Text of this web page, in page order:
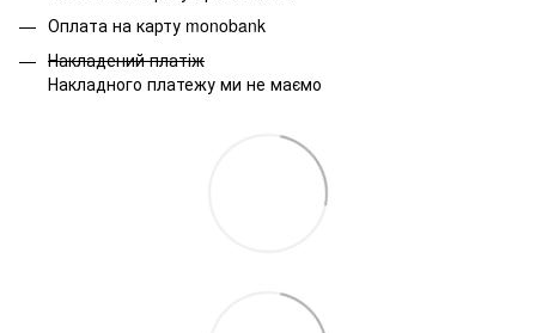
Оплата на карту monobank
Накладений платіж
Накладного платежу ми не маємо